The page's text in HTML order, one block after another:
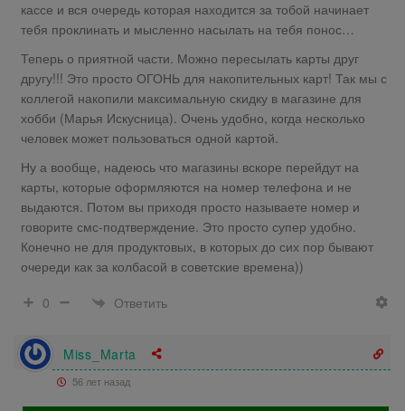
кассе и вся очередь которая находится за тобой начинает
тебя проклинать и мысленно насылать на тебя понос…
Теперь о приятной части. Можно пересылать карты друг
другу!!! Это просто ОГОНЬ для накопительных карт! Так мы с
коллегой накопили максимальную скидку в магазине для
хобби (Марья Искусница). Очень удобно, когда несколько
человек может пользоваться одной картой.
Ну а вообще, надеюсь что магазины вскоре перейдут на
карты, которые оформляются на номер телефона и не
выдаются. Потом вы приходя просто называете номер и
говорите смс-подтверждение. Это просто супер удобно.
Конечно не для продуктовых, в которых до сих пор бывают
очереди как за колбасой в советские времена))
0
Ответить
Miss_Marta
56 лет назад